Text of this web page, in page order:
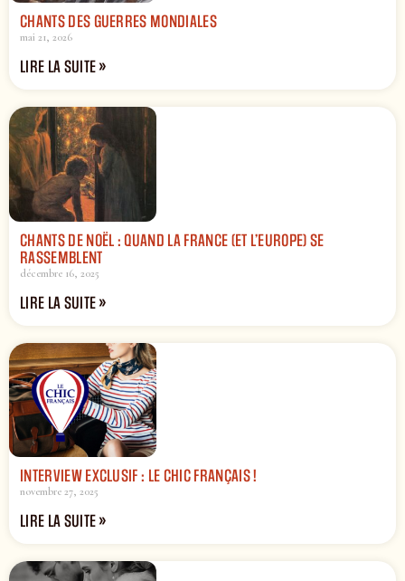
CHANTS DES GUERRES MONDIALES
mai 21, 2026
LIRE LA SUITE »
CHANTS DE NOËL : QUAND LA FRANCE (ET L’EUROPE) SE
RASSEMBLENT
décembre 16, 2025
LIRE LA SUITE »
INTERVIEW EXCLUSIF : LE CHIC FRANÇAIS !
novembre 27, 2025
LIRE LA SUITE »